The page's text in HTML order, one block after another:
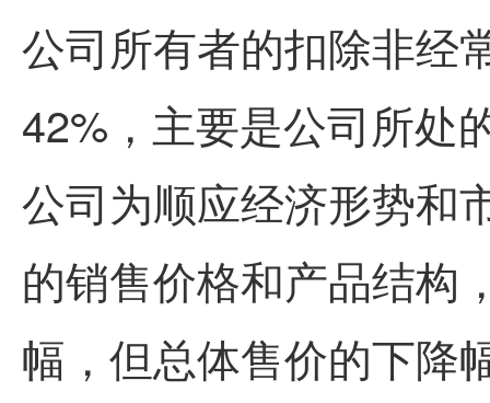
公司所有者的扣除非经
42%，主要是公司所处
公司为顺应经济形势和
的销售价格和产品结构
幅，但总体售价的下降